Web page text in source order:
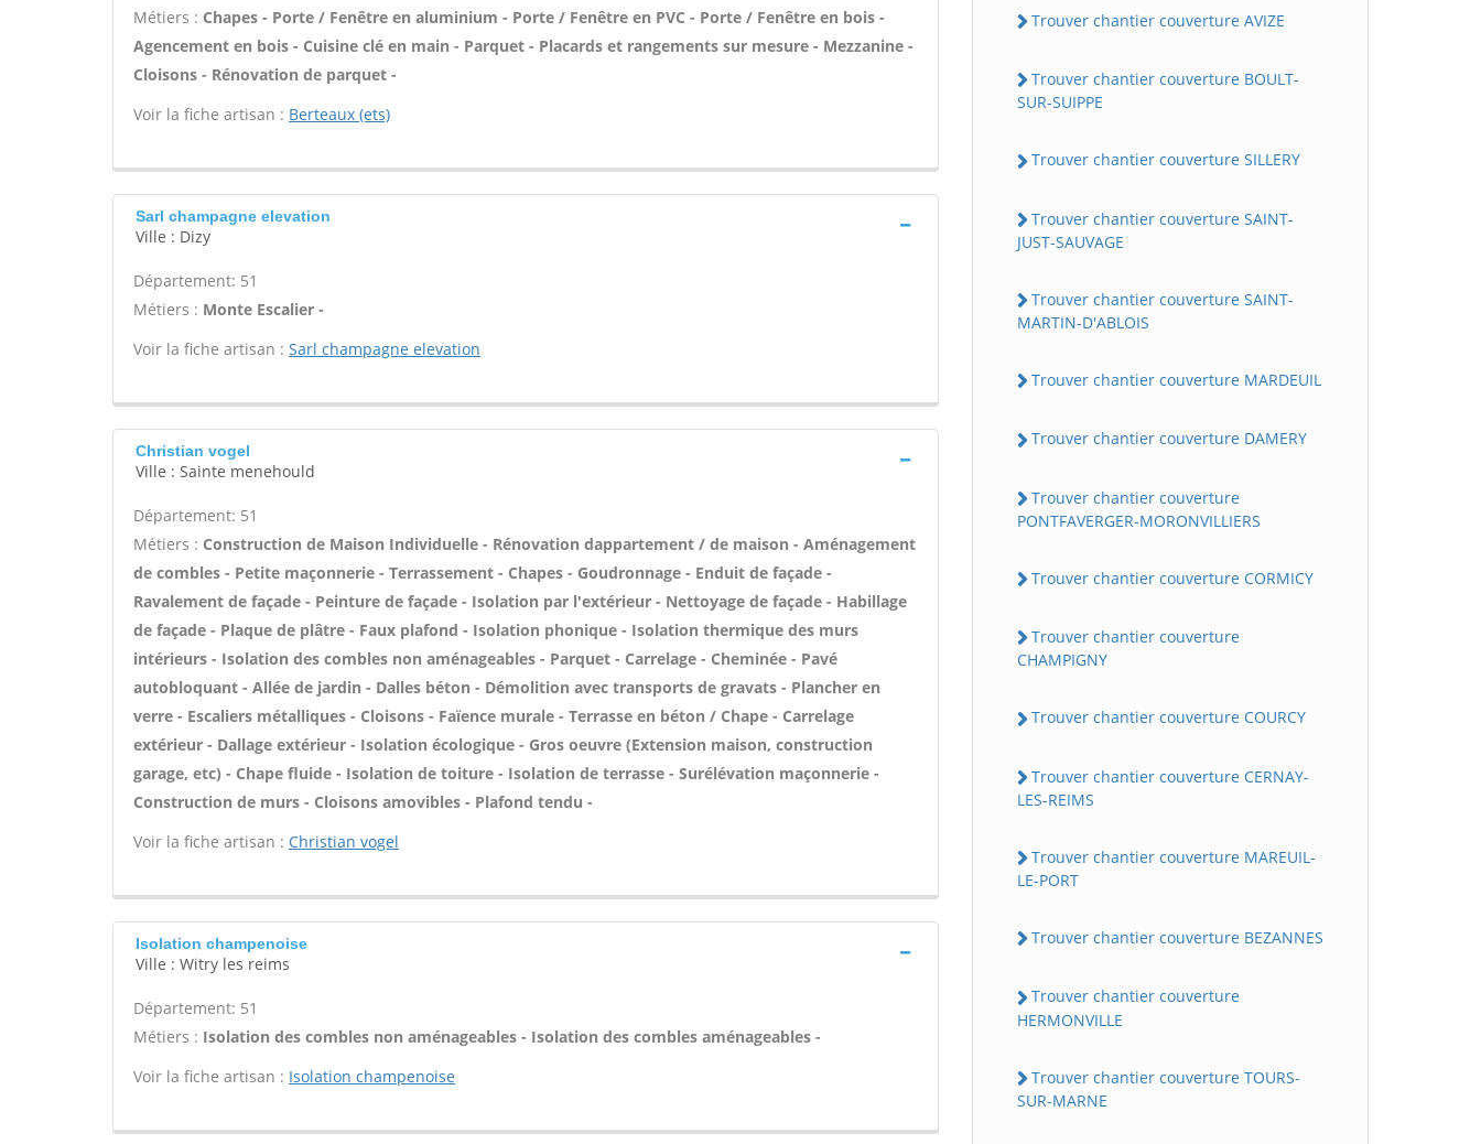
Métiers : Chapes - Porte / Fenêtre en aluminium - Porte / Fenêtre en PVC - Porte / Fenêtre en bois -
Agencement en bois - Cuisine clé en main - Parquet - Placards et rangements sur mesure - Mezzanine -
Cloisons - Rénovation de parquet -
Voir la fiche artisan : Berteaux (ets)
Sarl champagne elevation
Ville : Dizy
Département: 51
Métiers : Monte Escalier -
Voir la fiche artisan : Sarl champagne elevation
Christian vogel
Ville : Sainte menehould
Département: 51
Métiers : Construction de Maison Individuelle - Rénovation dappartement / de maison - Aménagement
de combles - Petite maçonnerie - Terrassement - Chapes - Goudronnage - Enduit de façade -
Ravalement de façade - Peinture de façade - Isolation par l'extérieur - Nettoyage de façade - Habillage
de façade - Plaque de plâtre - Faux plafond - Isolation phonique - Isolation thermique des murs
intérieurs - Isolation des combles non aménageables - Parquet - Carrelage - Cheminée - Pavé
autobloquant - Allée de jardin - Dalles béton - Démolition avec transports de gravats - Plancher en
verre - Escaliers métalliques - Cloisons - Faïence murale - Terrasse en béton / Chape - Carrelage
extérieur - Dallage extérieur - Isolation écologique - Gros oeuvre (Extension maison, construction
garage, etc) - Chape fluide - Isolation de toiture - Isolation de terrasse - Surélévation maçonnerie -
Construction de murs - Cloisons amovibles - Plafond tendu -
Voir la fiche artisan : Christian vogel
Isolation champenoise
Ville : Witry les reims
Département: 51
Métiers : Isolation des combles non aménageables - Isolation des combles aménageables -
Voir la fiche artisan : Isolation champenoise
Trouver chantier couverture AVIZE
Trouver chantier couverture BOULT-
SUR-SUIPPE
Trouver chantier couverture SILLERY
Trouver chantier couverture SAINT-
JUST-SAUVAGE
Trouver chantier couverture SAINT-
MARTIN-D'ABLOIS
Trouver chantier couverture MARDEUIL
Trouver chantier couverture DAMERY
Trouver chantier couverture
PONTFAVERGER-MORONVILLIERS
Trouver chantier couverture CORMICY
Trouver chantier couverture
CHAMPIGNY
Trouver chantier couverture COURCY
Trouver chantier couverture CERNAY-
LES-REIMS
Trouver chantier couverture MAREUIL-
LE-PORT
Trouver chantier couverture BEZANNES
Trouver chantier couverture
HERMONVILLE
Trouver chantier couverture TOURS-
SUR-MARNE